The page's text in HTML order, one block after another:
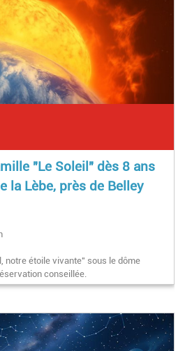
"Le Soleil" dès 8 ans
la Lèbe, près de Belley
notre étoile vivante" sous le dôme
conseillée.